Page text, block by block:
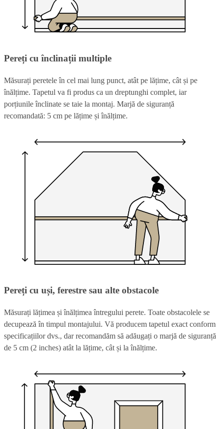
Pereți cu înclinații multiple
Măsurați peretele în cel mai lung punct, atât pe lățime, cât și pe
înălțime. Tapetul va fi produs ca un dreptunghi complet, iar
porțiunile înclinate se taie la montaj. Marjă de siguranță
recomandată: 5 cm pe lățime și înălțime.
Pereți cu uși, ferestre sau alte obstacole
Măsurați lățimea și înălțimea întregului perete. Toate obstacolele se
decupează în timpul montajului. Vă producem tapetul exact conform
specificațiilor dvs., dar recomandăm să adăugați o marjă de siguranță
de 5 cm (2 inches) atât la lățime, cât și la înălțime.